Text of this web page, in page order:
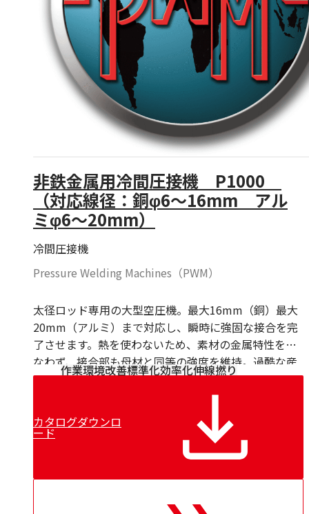
非鉄金属用冷間圧接機 P1000
（対応線径：銅φ6～16mm アル
ミφ6～20mm）
冷間圧接機
Pressure Welding Machines（PWM）
太径ロッド専用の大型空圧機。最大16mm（銅）最大
20mm（アルミ）まで対応し、瞬時に強固な接合を完
了させます。熱を使わないため、素材の金属特性を損
なわず、接合部も母材と同等の強度を維持。過酷な産
業用途に耐えうる、PWM社の長年の技術の結晶とも言
える一台です。自動バリ除去機能も標準搭載しており
ます。
作業環境改善標準化効率化伸線撚り
カタログダウンロ
ード